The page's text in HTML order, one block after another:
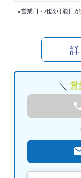
※営業日・相談可能日
営